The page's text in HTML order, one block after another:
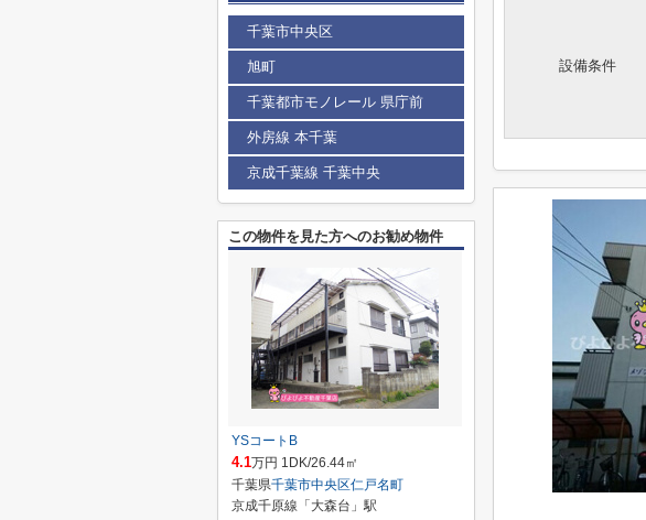
設備条件
千葉市中央区
旭町
千葉都市モノレール 県庁前
外房線 本千葉
京成千葉線 千葉中央
この物件を見た方へのお勧め物件
YSコートB
4.1万円 1DK/26.44㎡
千葉県千葉市中央区仁戸名町
京成千原線「大森台」駅